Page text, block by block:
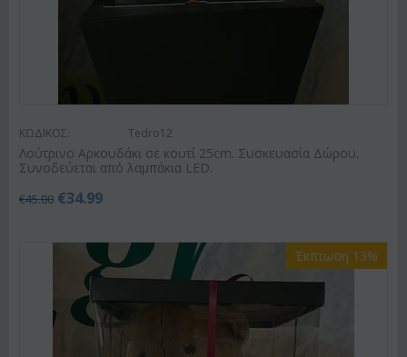
ΚΩΔΙΚΟΣ: Tedro12
Λούτρινο Αρκουδάκι σε κουτί 25cm. Συσκευασία Δώρου.
Συνοδεύεται από λαμπάκια LED.
€45.00 €34.99
Έκπτωση 13%